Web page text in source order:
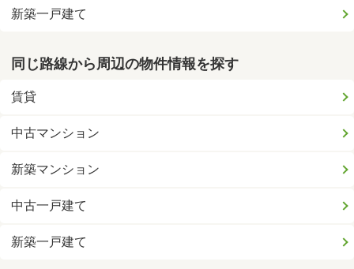
新築一戸建て
同じ路線から周辺の物件情報を探す
賃貸
中古マンション
新築マンション
中古一戸建て
新築一戸建て